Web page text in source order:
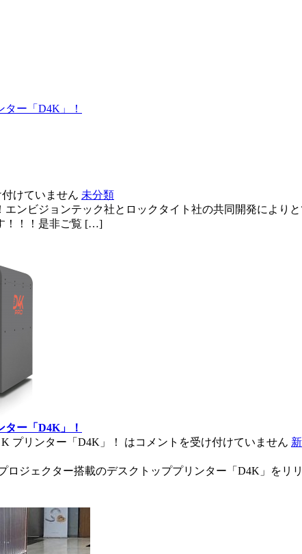
ー「D4K」！
けていません 未分類
す！エンビジョンテック社とロックタイト社の共
！！！是非ご覧 […]
ー「D4K」！
プリンター「D4K」！ はコメントを受け付けていません
ロジェクター搭載のデスクトッププリンター「D4K」をリ